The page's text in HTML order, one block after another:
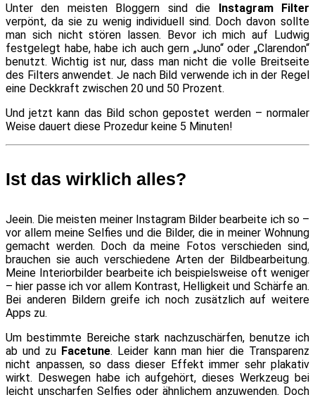
Unter den meisten Bloggern sind die Instagram Filter
verpönt, da sie zu wenig individuell sind. Doch davon sollte
man sich nicht stören lassen. Bevor ich mich auf Ludwig
festgelegt habe, habe ich auch gern „Juno“ oder „Clarendon“
benutzt. Wichtig ist nur, dass man nicht die volle Breitseite
des Filters anwendet. Je nach Bild verwende ich in der Regel
eine Deckkraft zwischen 20 und 50 Prozent.
Und jetzt kann das Bild schon gepostet werden – normaler
Weise dauert diese Prozedur keine 5 Minuten!
Ist das wirklich alles?
Jeein. Die meisten meiner Instagram Bilder bearbeite ich so –
vor allem meine Selfies und die Bilder, die in meiner Wohnung
gemacht werden. Doch da meine Fotos verschieden sind,
brauchen sie auch verschiedene Arten der Bildbearbeitung.
Meine Interiorbilder bearbeite ich beispielsweise oft weniger
– hier passe ich vor allem Kontrast, Helligkeit und Schärfe an.
Bei anderen Bildern greife ich noch zusätzlich auf weitere
Apps zu.
Um bestimmte Bereiche stark nachzuschärfen, benutze ich
ab und zu Facetune. Leider kann man hier die Transparenz
nicht anpassen, so dass dieser Effekt immer sehr plakativ
wirkt. Deswegen habe ich aufgehört, dieses Werkzeug bei
leicht unscharfen Selfies oder ähnlichem anzuwenden. Doch